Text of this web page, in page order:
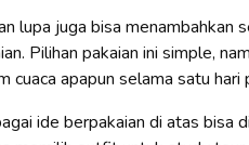
lupa juga bisa
Pilihan pakaian ini simple,
cuaca apapun selama satu hari
ide berpakaian di atas bisa